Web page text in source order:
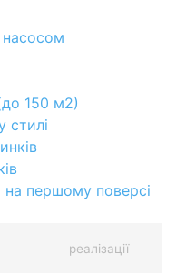
насосом
150 м2)
стилі
на першому поверсі
реалізації